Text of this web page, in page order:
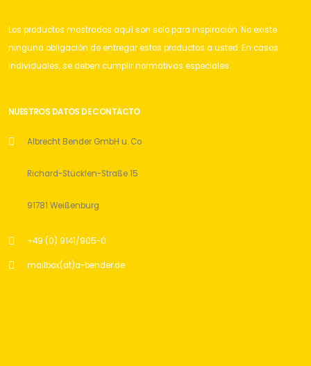
Los productos mostrados aquí son solo para inspiración. No existe
ninguna obligación de entregar estos productos a usted. En casos
individuales, se deben cumplir normativas especiales.
NUESTROS DATOS DE CONTACTO
Albrecht Bender GmbH u. Co
Richard-Stücklen-Straße 15
91781 Weißenburg
+49 (0) 9141/905-0
mailbox(at)a-bender.de